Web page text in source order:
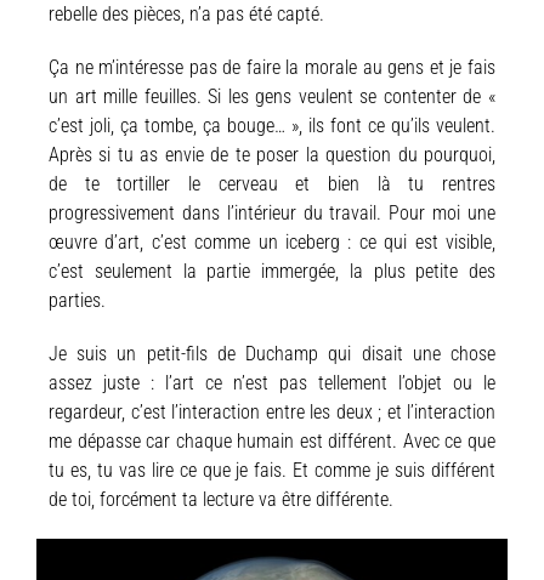
rebelle des pièces, n’a pas été capté.
Ça ne m’intéresse pas de faire la morale au gens et je fais
un art mille feuilles. Si les gens veulent se contenter de «
c’est joli, ça tombe, ça bouge… », ils font ce qu’ils veulent.
Après si tu as envie de te poser la question du pourquoi,
de te tortiller le cerveau et bien là tu rentres
progressivement dans l’intérieur du travail. Pour moi une
œuvre d’art, c’est comme un iceberg : ce qui est visible,
c’est seulement la partie immergée, la plus petite des
parties.
Je suis un petit-fils de Duchamp qui disait une chose
assez juste : l’art ce n’est pas tellement l’objet ou le
regardeur, c’est l’interaction entre les deux ; et l’interaction
me dépasse car chaque humain est différent. Avec ce que
tu es, tu vas lire ce que je fais. Et comme je suis différent
de toi, forcément ta lecture va être différente.